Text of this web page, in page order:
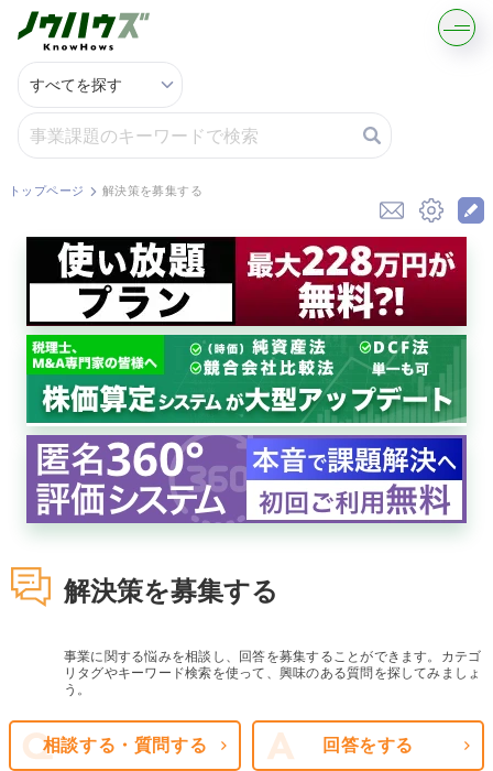
記事・コラムを読む
解決策を募集する
知識を買う／売る
契約書ひな型を探す
専門家に電話する
無料で株価を算定
資本政策を無料でお試し
無料でアンケート
匿名360°評価
ちょこっと相談とは？
新規会員登録
トップページ 解決策を募集する
解決策を募集する
事業に関する悩みを相談し、回答を募集することができます。カテゴ
リタグやキーワード検索を使って、興味のある質問を探してみましょ
う。
相談する・質問する 回答をする